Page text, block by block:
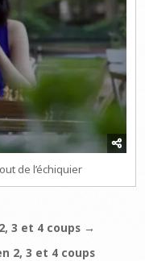
de l’échiquier
3 et 4 coups →
2, 3 et 4 coups